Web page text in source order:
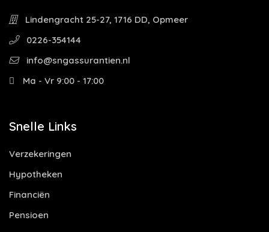
Lindengracht 25-27, 1716 DD, Opmeer
0226-354144
info@sngassurantien.nl
Ma - Vr 9:00 - 17:00
Snelle Links
Verzekeringen
Hypotheken
Financiën
Pensioen